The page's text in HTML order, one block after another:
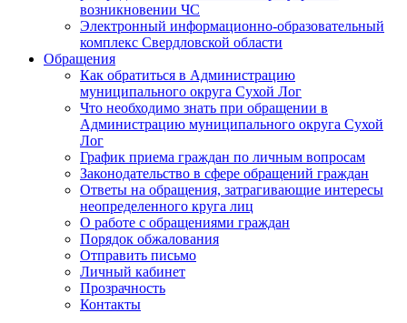
возникновении ЧС
Электронный информационно-образовательный
комплекс Свердловской области
Обращения
Как обратиться в Администрацию
муниципального округа Сухой Лог
Что необходимо знать при обращении в
Администрацию муниципального округа Сухой
Лог
График приема граждан по личным вопросам
Законодательство в сфере обращений граждан
Ответы на обращения, затрагивающие интересы
неопределенного круга лиц
О работе с обращениями граждан
Порядок обжалования
Отправить письмо
Личный кабинет
Прозрачность
Контакты